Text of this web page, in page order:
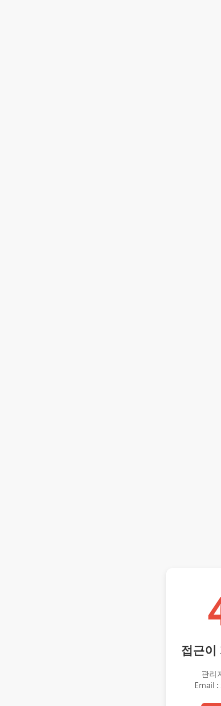
접근이
관리
Email